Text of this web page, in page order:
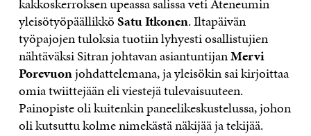
kakkoskerroksen upeassa salissa veti Ateneumin
yleisötyöpäällikköSatu Itkonen. Iltapäivän
työpajojen tuloksia tuotiin lyhyesti osallistujien
nähtäväksi Sitran johtavan asiantuntijanMervi
Porevuonjohdattelemana, ja yleisökin sai kirjoittaa
omia twiittejään eli viestejä tulevaisuuteen.
Painopiste oli kuitenkin paneelikeskustelussa, johon
oli kutsuttu kolme nimekästä näkijää ja tekijää.